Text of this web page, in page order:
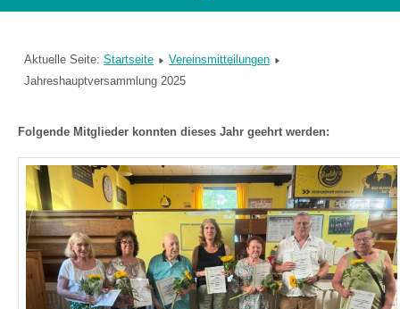
Aktuelle Seite: Startseite
Vereinsmitteilungen
Jahreshauptversammlung 2025
Folgende Mitglieder konnten dieses Jahr geehrt werden: